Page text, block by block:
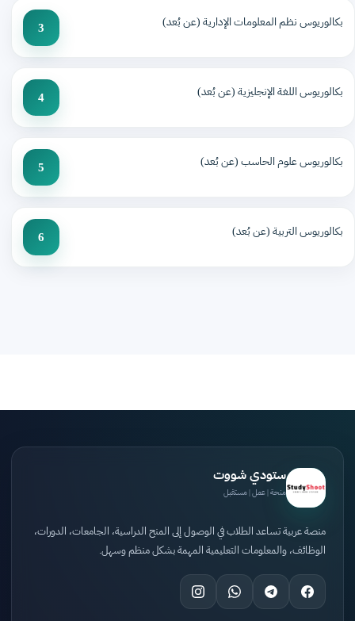
بكالوريوس نظم المعلومات الإدارية (عن بُعد) 3
بكالوريوس اللغة الإنجليزية (عن بُعد) 4
بكالوريوس علوم الحاسب (عن بُعد) 5
بكالوريوس التربية (عن بُعد) 6
ستودي شووت
منحة | عمل | مستقبل
منصة عربية تساعد الطلاب في الوصول إلى المنح الدراسية، الجامعات، الدورات،
الوظائف، والمعلومات التعليمية المهمة بشكل منظم وسهل.